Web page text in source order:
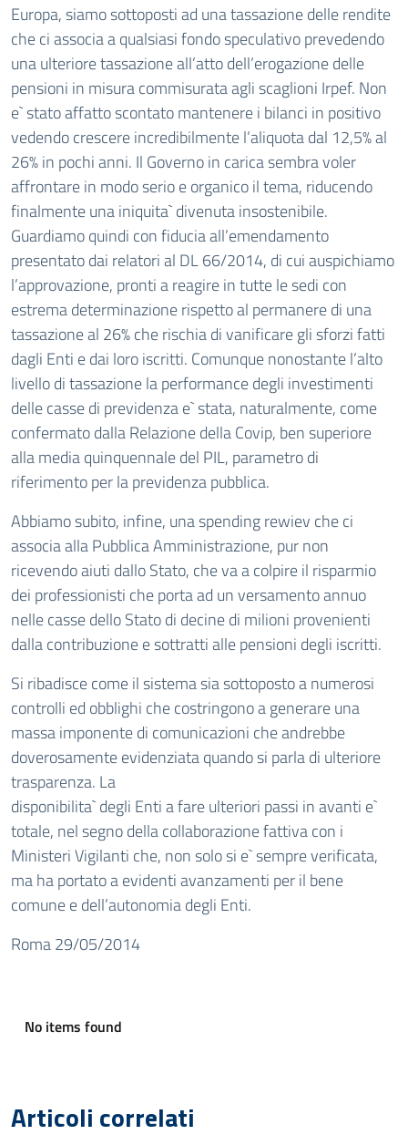
Europa, siamo sottoposti ad una tassazione delle rendite
che ci associa a qualsiasi fondo speculativo prevedendo
una ulteriore tassazione all’atto dell’erogazione delle
pensioni in misura commisurata agli scaglioni Irpef. Non
e` stato affatto scontato mantenere i bilanci in positivo
vedendo crescere incredibilmente l’aliquota dal 12,5% al
26% in pochi anni. Il Governo in carica sembra voler
affrontare in modo serio e organico il tema, riducendo
finalmente una iniquita` divenuta insostenibile.
Guardiamo quindi con fiducia all’emendamento
presentato dai relatori al DL 66/2014, di cui auspichiamo
l’approvazione, pronti a reagire in tutte le sedi con
estrema determinazione rispetto al permanere di una
tassazione al 26% che rischia di vanificare gli sforzi fatti
dagli Enti e dai loro iscritti. Comunque nonostante l’alto
livello di tassazione la performance degli investimenti
delle casse di previdenza e` stata, naturalmente, come
confermato dalla Relazione della Covip, ben superiore
alla media quinquennale del PIL, parametro di
riferimento per la previdenza pubblica.
Abbiamo subito, infine, una spending rewiev che ci
associa alla Pubblica Amministrazione, pur non
ricevendo aiuti dallo Stato, che va a colpire il risparmio
dei professionisti che porta ad un versamento annuo
nelle casse dello Stato di decine di milioni provenienti
dalla contribuzione e sottratti alle pensioni degli iscritti.
Si ribadisce come il sistema sia sottoposto a numerosi
controlli ed obblighi che costringono a generare una
massa imponente di comunicazioni che andrebbe
doverosamente evidenziata quando si parla di ulteriore
trasparenza. La
disponibilita` degli Enti a fare ulteriori passi in avanti e`
totale, nel segno della collaborazione fattiva con i
Ministeri Vigilanti che, non solo si e` sempre verificata,
ma ha portato a evidenti avanzamenti per il bene
comune e dell’autonomia degli Enti.
Roma 29/05/2014
No items found
Articoli correlati